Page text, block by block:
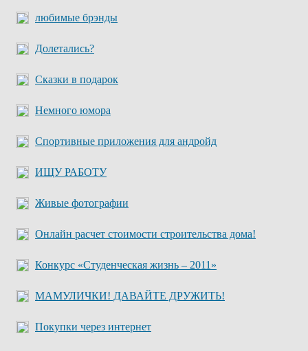
любимые брэнды
Долетались?
Сказки в подарок
Немного юмора
Спортивные приложения для андройд
ИЩУ РАБОТУ
Живые фотографии
Онлайн расчет стоимости строительства дома!
Конкурс «Студенческая жизнь – 2011»
МАМУЛИЧКИ! ДАВАЙТЕ ДРУЖИТЬ!
Покупки через интернет